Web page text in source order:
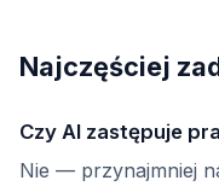
Najczęściej
Czy AI zastępuje
Nie — przynajmniej